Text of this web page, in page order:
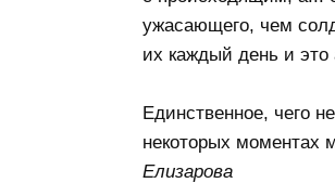
ужасающего, чем
их каждый день и
Единственное, чего
некоторых моментах
Елизарова